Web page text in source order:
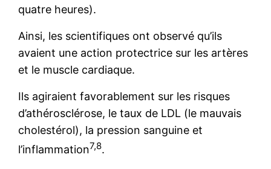
quatre heures).
Ainsi, les scientifiques ont observé qu’ils
avaient une action protectrice sur les artères
et le muscle cardiaque.
Ils agiraient favorablement sur les risques
d’athérosclérose, le taux de LDL (le mauvais
cholestérol), la pression sanguine et
l’inflammation7,8.